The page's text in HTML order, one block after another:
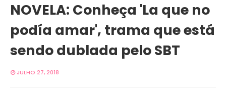
NOVELA: Conheça 'La que no
podía amar', trama que está
sendo dublada pelo SBT
JULHO 27, 2018